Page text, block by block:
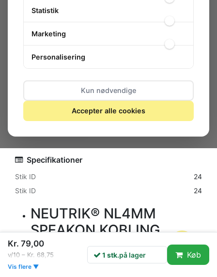
Specifikationer
Stik ID
24
Stik ID
24
NEUTRIK® NL4MM
SPEAKON KOBLING
Sammenkoblings adapter til 2 x Speakon 4-pol stik,
fra Neutrik®
Kr. 79,00
v/10 – Kr. 68,75
Vis flere ▼
1 stk.på lager Køb
Statistik
Marketing
Personalisering
Kun nødvendige
Accepter alle cookies